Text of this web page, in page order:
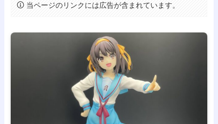
当ページのリンクには広告が含まれています。